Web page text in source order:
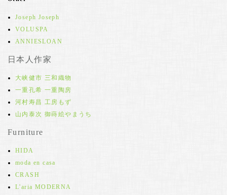
Joseph Joseph
VOLUSPA
ANNIESLOAN
日本人作家
大峡健市 三和織物
一重孔希 一重陶房
河村寿昌 工房もず
山内泰次 御蒔絵やまうち
Furniture
HIDA
moda en casa
CRASH
L'aria MODERNA